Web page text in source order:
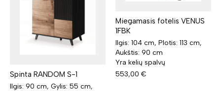
Spinta RANDOM S-1
Ilgis: 90 cm, Gylis: 55 cm,
Miegamasis fotelis VENUS
1FBK
Ilgis: 104 cm, Plotis: 113 cm,
Aukštis: 90 cm
Yra kelių spalvų
553,00 €